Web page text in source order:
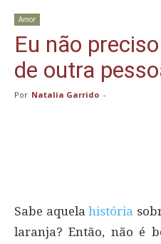
Amor
Eu não
de outra
Por Natalia Garrido -
Sabe aquelahistória
laranja? Então, não é